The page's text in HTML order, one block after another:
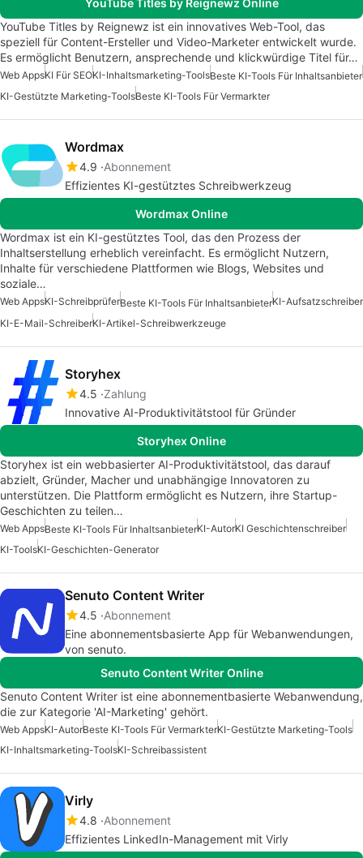
YouTube Titles by Reignewz Online
YouTube Titles by Reignewz ist ein innovatives Web-Tool, das
speziell für Content-Ersteller und Video-Marketer entwickelt wurde.
Es ermöglicht Benutzern, ansprechende und klickwürdige Titel für…
Web AppsKI Für SEOKI-Inhaltsmarketing-ToolsBeste KI-Tools Für Inhaltsanbieter
KI-Gestützte Marketing-ToolsBeste KI-Tools Für Vermarkter
Wordmax
4.9 Abonnement
Effizientes KI-gestütztes Schreibwerkzeug
Wordmax Online
Wordmax ist ein KI-gestütztes Tool, das den Prozess der
Inhaltserstellung erheblich vereinfacht. Es ermöglicht Nutzern,
Inhalte für verschiedene Plattformen wie Blogs, Websites und
soziale…
Web AppsKI-SchreibprüferBeste KI-Tools Für InhaltsanbieterKI-Aufsatzschreiber
KI-E-Mail-SchreiberKI-Artikel-Schreibwerkzeuge
Storyhex
4.5 Zahlung
Innovative AI-Produktivitätstool für Gründer
Storyhex Online
Storyhex ist ein webbasierter AI-Produktivitätstool, das darauf
abzielt, Gründer, Macher und unabhängige Innovatoren zu
unterstützen. Die Plattform ermöglicht es Nutzern, ihre Startup-
Geschichten zu teilen…
Web AppsBeste KI-Tools Für InhaltsanbieterKI-AutorKI Geschichtenschreiber
KI-ToolsKI-Geschichten-Generator
Senuto Content Writer
4.5 Abonnement
Eine abonnementsbasierte App für Webanwendungen,
von senuto.
Senuto Content Writer Online
Senuto Content Writer ist eine abonnementbasierte Webanwendung,
die zur Kategorie 'AI-Marketing' gehört.
Web AppsKI-AutorBeste KI-Tools Für VermarkterKI-Gestützte Marketing-Tools
KI-Inhaltsmarketing-ToolsKI-Schreibassistent
Virly
4.8 Abonnement
Effizientes LinkedIn-Management mit Virly